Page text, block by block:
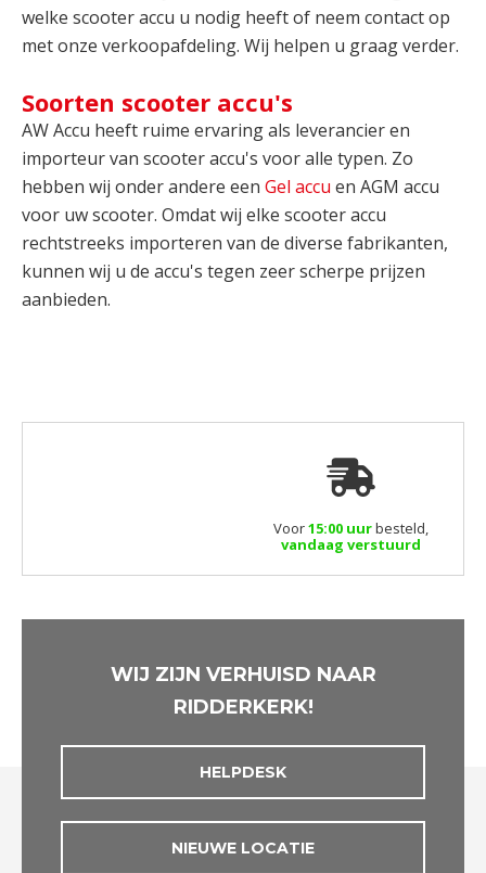
welke scooter accu u nodig heeft of neem contact op
met onze verkoopafdeling. Wij helpen u graag verder.
Soorten scooter accu's
AW Accu heeft ruime ervaring als leverancier en
importeur van scooter accu's voor alle typen. Zo
hebben wij onder andere een Gel accu en AGM accu
voor uw scooter. Omdat wij elke scooter accu
rechtstreeks importeren van de diverse fabrikanten,
kunnen wij u de accu's tegen zeer scherpe prijzen
aanbieden.
Voor15:00 uurbesteld,
vandaag verstuurd
WIJ ZIJN VERHUISD NAAR
RIDDERKERK!
HELPDESK
NIEUWE LOCATIE